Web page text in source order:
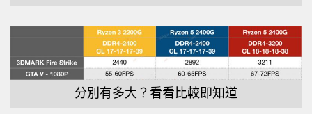
分別有多大？看看比較即知道